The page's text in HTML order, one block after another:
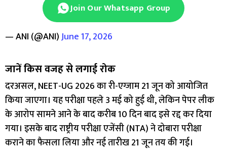
Join Our Whatsapp Group
— ANI (@ANI)June 17, 2026
जानें किस वजह से लगाई रोक
दरअसल, NEET-UG 2026 का री-एग्जाम 21 जून को आयोजित
किया जाएगा। यह परीक्षा पहले 3 मई को हुई थी, लेकिन पेपर लीक
के आरोप सामने आने के बाद करीब 10 दिन बाद इसे रद्द कर दिया
गया। इसके बाद राष्ट्रीय परीक्षा एजेंसी (NTA) ने दोबारा परीक्षा
कराने का फैसला लिया और नई तारीख 21 जून तय की गई।